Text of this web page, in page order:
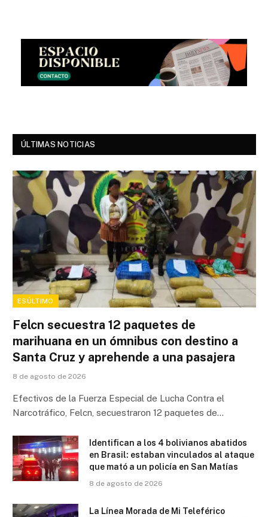
ÚLTIMAS NOTICIAS
ESÚLTIMO
Felcn secuestra 12 paquetes de
marihuana en un ómnibus con destino a
Santa Cruz y aprehende a una pasajera
8 de agosto de 2026
Efectivos de la Fuerza Especial de Lucha Contra el
Narcotráfico, Felcn, secuestraron 12 paquetes de…
Identifican a los 4 bolivianos abatidos
en Brasil: estaban vinculados al ataque
que mató a un policía en San Matías
8 de agosto de 2026
La Línea Morada de Mi Teleférico